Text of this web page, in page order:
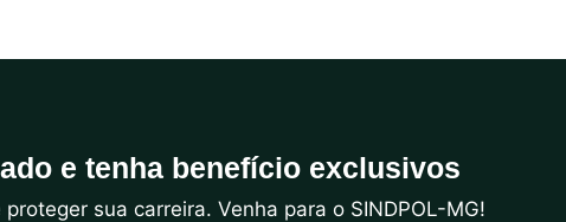
e tenha benefício exclusivos
sua carreira. Venha para o SINDPOL-MG!